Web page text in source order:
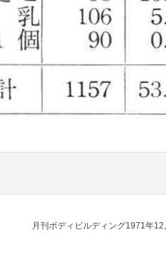
月刊ボディビルディング1971年12